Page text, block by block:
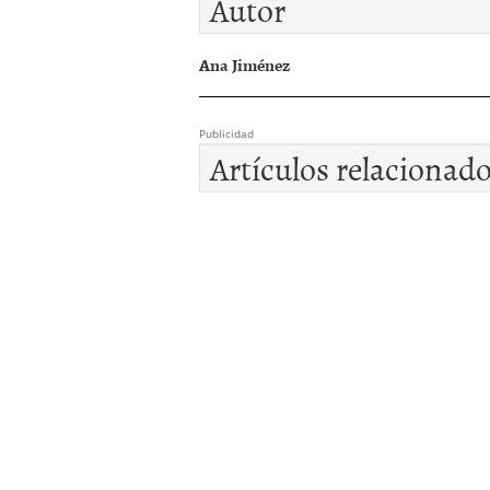
Ana Jiménez
Publicidad
Artículos